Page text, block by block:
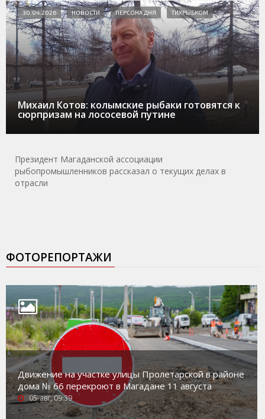
Михаил Котов: колымские рыбаки готовятся к
сюрпризам на лососевой путине
30.04.2026 НОВОСТИ ПЕРСОНА ДНЯ ТИХРЫБКОМ
Президент Магаданской ассоциации
рыбопромышленников рассказал о текущих делах в
отрасли
ФОТОРЕПОРТАЖИ
Движение на участке улицы Пролетарской в районе
дома № 66 перекроют в Магадане 11 августа
05-авг, 09:39